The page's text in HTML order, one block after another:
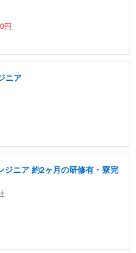
円
ニア
ジニア 約2ヶ月の研修有・寮完